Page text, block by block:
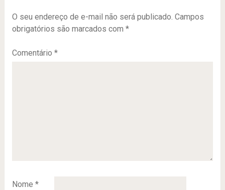
O seu endereço de e-mail não será publicado. Campos
obrigatórios são marcados com *
Comentário *
Nome *